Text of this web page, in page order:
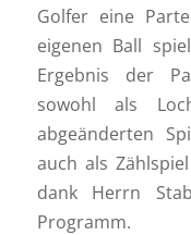
Golfer eine
eigenen Ball
Ergebnis der
sowohl als
abgeänderten
auch als
dank Herrn
Programm.